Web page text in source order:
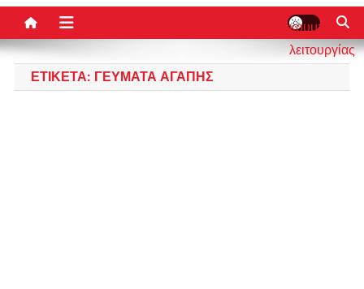
κουμπί
λειτουργίας
ΕΤΙΚΈΤΑ: ΓΕΎΜΑΤΑ ΑΓΆΠΗΣ